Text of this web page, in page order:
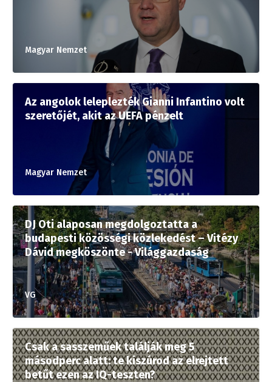
Magyar Nemzet
Az angolok leleplezték Gianni Infantino volt
szeretőjét, akit az UEFA pénzelt
Magyar Nemzet
DJ Oti alaposan megdolgoztatta a
budapesti közösségi közlekedést – Vitézy
Dávid megköszönte - Világgazdaság
VG
Csak a sasszeműek találják meg 5
másodperc alatt: te kiszúrod az elrejtett
betűt ezen az IQ-teszten?